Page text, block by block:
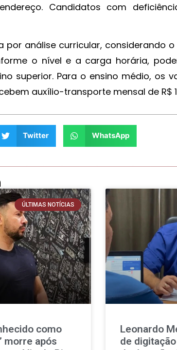
Candidatos com
por análise curricular, considerando
o nível e a carga horária,
superior. Para o ensino médio, os
auxílio-transporte mensal de R$
Twitter WhatsApp
ÚLTIMAS NOTÍCIAS
como
morre após
Leonardo
de